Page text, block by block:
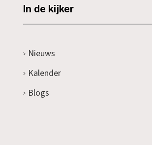
In de kijker
Nieuws
Kalender
Blogs